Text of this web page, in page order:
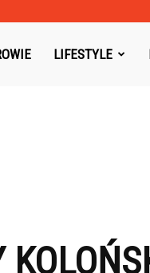
LIFESTYLE